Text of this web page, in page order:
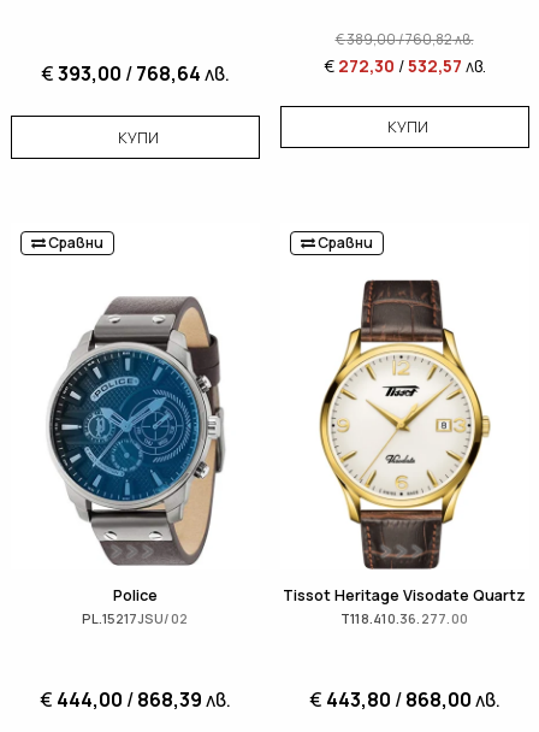
€393,00 /768,64лв.
КУПИ
€389,00/760,82лв.
€ 272,30 /532,57 лв.
КУПИ
Сравни
Police
PL.15217JSU/02
€ 444,00 /868,39лв.
Сравни
Tissot Heritage Visodate Quartz
T118.410.36.277.00
€ 443,80 /868,00лв.